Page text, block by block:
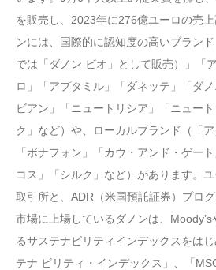
を販売し、2023年に276億ユーロの売
ンには、国際的に認知度の高いブラン
では「ダノン ビオ」として販売）」「
ロ」「アプタミル」「ダネッテ」「ダ
ビアン」「ニュートリシア」「ニュー
ク」など）や、ローカルブランド（「ア
「ボナフォン」「カウ・アンド・ゲー
コス」「シルク」など）があります。
取引所と、ADR（米国預託証券）プロ
市場に上場しているダノンは、
るサステナビリティインデックスをは
テナ ビリティ・インデックス」、「